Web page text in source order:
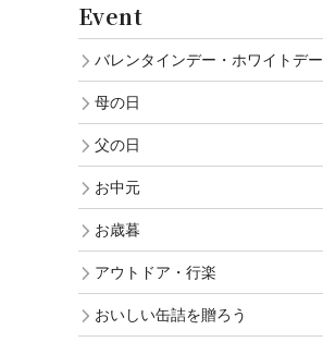
Event
バレンタインデー・ホワイトデー
母の日
父の日
お中元
お歳暮
アウトドア・行楽
おいしい缶詰を贈ろう